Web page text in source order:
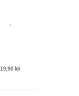
-
19,90 lei